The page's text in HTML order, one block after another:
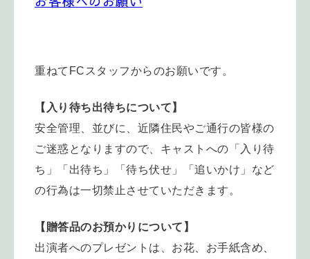
重ねてFCスタッフからのお願いです。
【入り待ち出待ちについて】
安全管理、並びに、 近隣住民やご通行の皆様の
ご迷惑となりますので、キャストへの「 入り待
ち」「出待ち」「待ち伏せ」「追いかけ」 など
の行為は一切禁止させていただきます。
【贈答品のお預かりについて】
出演者へのプレゼントは、お花、お手紙含め、